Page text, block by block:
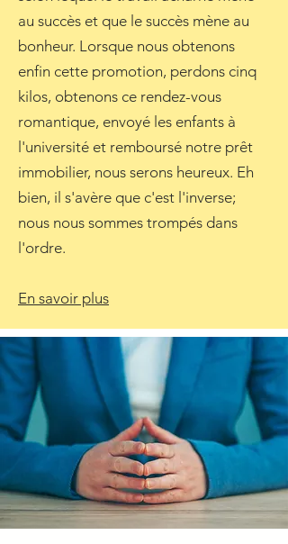
au succès et que le succès mène au
bonheur. Lorsque nous obtenons
enfin cette promotion, perdons cinq
kilos, obtenons ce rendez-vous
romantique, envoyé les enfants à
l'université et remboursé notre prêt
immobilier, nous serons heureux. Eh
bien, il s'avère que c'est l'inverse;
nous nous sommes trompés dans
l'ordre.
En savoir plus